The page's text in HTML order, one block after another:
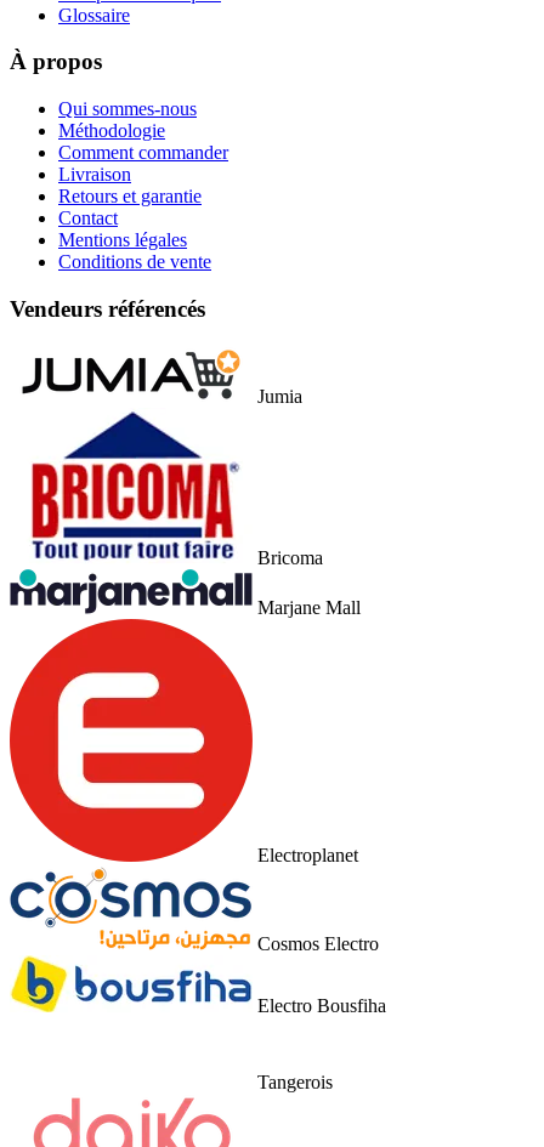
Glossaire
À propos
Qui sommes-nous
Méthodologie
Comment commander
Livraison
Retours et garantie
Contact
Mentions légales
Conditions de vente
Vendeurs référencés
Jumia
Bricoma
Marjane Mall
Electroplanet
Cosmos Electro
Electro Bousfiha
Tangerois